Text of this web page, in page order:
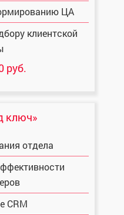
ЦА
клиентской
руб.
ключ»
отдела
CRM